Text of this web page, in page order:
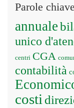
Parole chiave
annuale
unico
centri CGA
contabilità
costi